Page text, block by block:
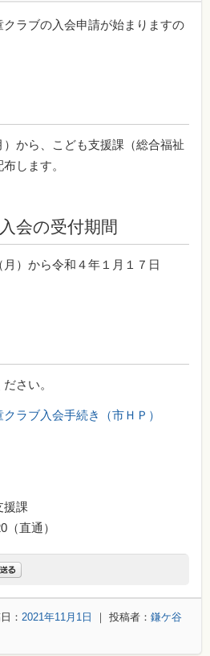
ラブの入会申請が始まりますの
から、こども支援課（総合福祉
します。
会の受付期間
）から令和４年１月１７日
さい。
ラブ入会手続き（市ＨＰ）
課
直通）
： 2021年11月1日 ｜ 投稿者： 鎌ケ谷